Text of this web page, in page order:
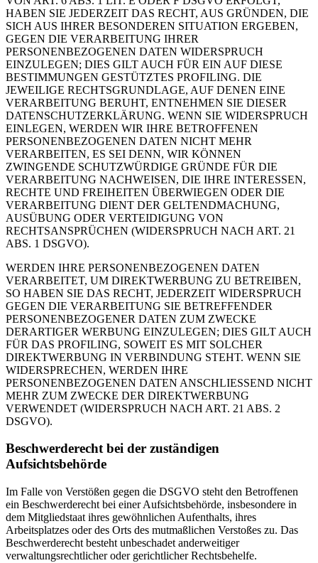
HABEN SIE JEDERZEIT DAS RECHT, AUS GRÜNDEN, DIE
SICH AUS IHRER BESONDEREN SITUATION ERGEBEN,
GEGEN DIE VERARBEITUNG IHRER
PERSONENBEZOGENEN DATEN WIDERSPRUCH
EINZULEGEN; DIES GILT AUCH FÜR EIN AUF DIESE
BESTIMMUNGEN GESTÜTZTES PROFILING. DIE
JEWEILIGE RECHTSGRUNDLAGE, AUF DENEN EINE
VERARBEITUNG BERUHT, ENTNEHMEN SIE DIESER
DATENSCHUTZERKLÄRUNG. WENN SIE WIDERSPRUCH
EINLEGEN, WERDEN WIR IHRE BETROFFENEN
PERSONENBEZOGENEN DATEN NICHT MEHR
VERARBEITEN, ES SEI DENN, WIR KÖNNEN
ZWINGENDE SCHUTZWÜRDIGE GRÜNDE FÜR DIE
VERARBEITUNG NACHWEISEN, DIE IHRE INTERESSEN,
RECHTE UND FREIHEITEN ÜBERWIEGEN ODER DIE
VERARBEITUNG DIENT DER GELTENDMACHUNG,
AUSÜBUNG ODER VERTEIDIGUNG VON
RECHTSANSPRÜCHEN (WIDERSPRUCH NACH ART. 21
ABS. 1 DSGVO).
WERDEN IHRE PERSONENBEZOGENEN DATEN
VERARBEITET, UM DIREKTWERBUNG ZU BETREIBEN,
SO HABEN SIE DAS RECHT, JEDERZEIT WIDERSPRUCH
GEGEN DIE VERARBEITUNG SIE BETREFFENDER
PERSONENBEZOGENER DATEN ZUM ZWECKE
DERARTIGER WERBUNG EINZULEGEN; DIES GILT AUCH
FÜR DAS PROFILING, SOWEIT ES MIT SOLCHER
DIREKTWERBUNG IN VERBINDUNG STEHT. WENN SIE
WIDERSPRECHEN, WERDEN IHRE
PERSONENBEZOGENEN DATEN ANSCHLIESSEND NICHT
MEHR ZUM ZWECKE DER DIREKTWERBUNG
VERWENDET (WIDERSPRUCH NACH ART. 21 ABS. 2
DSGVO).
Beschwerderecht bei der zuständigen
Aufsichtsbehörde
Im Falle von Verstößen gegen die DSGVO steht den Betroffenen
ein Beschwerderecht bei einer Aufsichtsbehörde, insbesondere in
dem Mitgliedstaat ihres gewöhnlichen Aufenthalts, ihres
Arbeitsplatzes oder des Orts des mutmaßlichen Verstoßes zu. Das
Beschwerderecht besteht unbeschadet anderweitiger
verwaltungsrechtlicher oder gerichtlicher Rechtsbehelfe.